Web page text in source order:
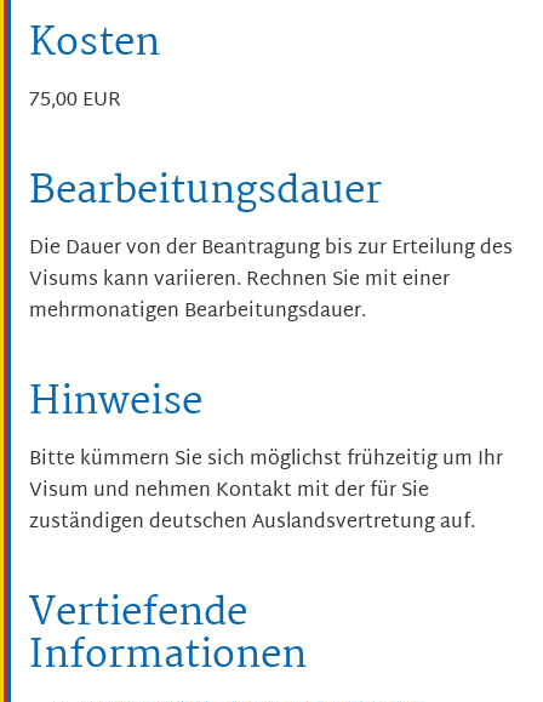
Kosten
75,00 EUR
Bearbeitungsdauer
Die Dauer von der Beantragung bis zur Erteilung des
Visums kann variieren. Rechnen Sie mit einer
mehrmonatigen Bearbeitungsdauer.
Hinweise
Bitte kümmern Sie sich möglichst frühzeitig um Ihr
Visum und nehmen Kontakt mit der für Sie
zuständigen deutschen Auslandsvertretung auf.
Vertiefende
Informationen